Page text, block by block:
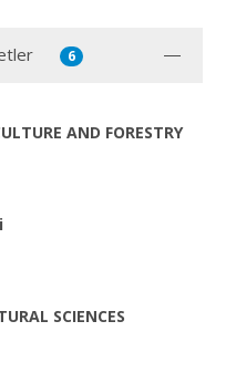
6
AND FORESTRY
SCIENCES